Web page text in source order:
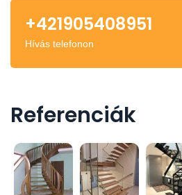
+421905408951
Hívás telefonon
Referenciák